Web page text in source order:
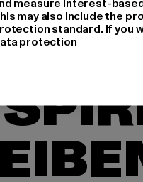
may also include the
standard. If you
protection